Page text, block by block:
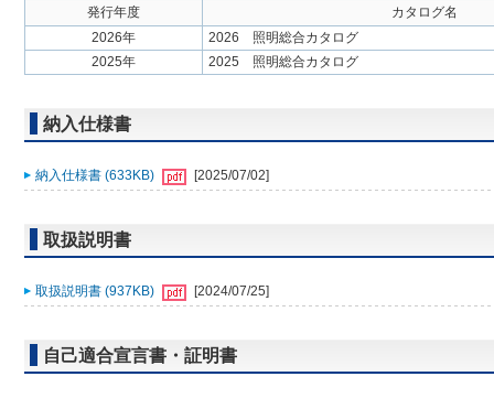
発行年度
カタログ名
2026年
2026 照明総合カタログ
2025年
2025 照明総合カタログ
納入仕様書
納入仕様書 (633KB) [2025/07/02]
取扱説明書
取扱説明書 (937KB) [2024/07/25]
自己適合宣言書・証明書